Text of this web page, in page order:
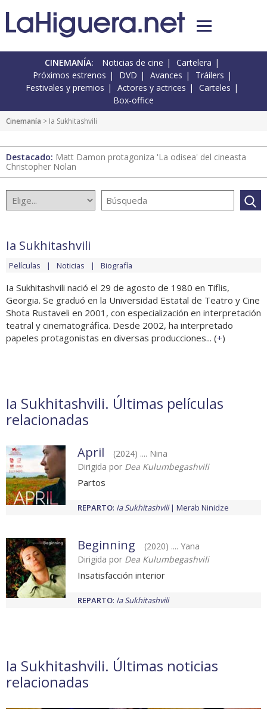
CINEMANÍA: Noticias de cine
Cartelera
Próximos estrenos
DVD Avances
Tráilers
Festivales y premios
Actores y actrices
Carteles
Box-office
Cinemanía > Ia Sukhitashvili
Destacado: Matt Damon protagoniza 'La odisea' del cineasta
Christopher Nolan
Ia Sukhitashvili
Películas Noticias Biografía
Ia Sukhitashvili nació el 29 de agosto de 1980 en Tiflis,
Georgia. Se graduó en la Universidad Estatal de Teatro y Cine
Shota Rustaveli en 2001, con especialización en interpretación
teatral y cinematográfica. Desde 2002, ha interpretado
papeles protagonistas en diversas producciones... (+)
Ia Sukhitashvili. Últimas películas
relacionadas
April
(2024) .... Nina
Dirigida por Dea Kulumbegashvili
Partos
REPARTO: Ia Sukhitashvili Merab Ninidze
Beginning
(2020) .... Yana
Dirigida por Dea Kulumbegashvili
Insatisfacción interior
REPARTO: Ia Sukhitashvili
Ia Sukhitashvili. Últimas noticias
relacionadas